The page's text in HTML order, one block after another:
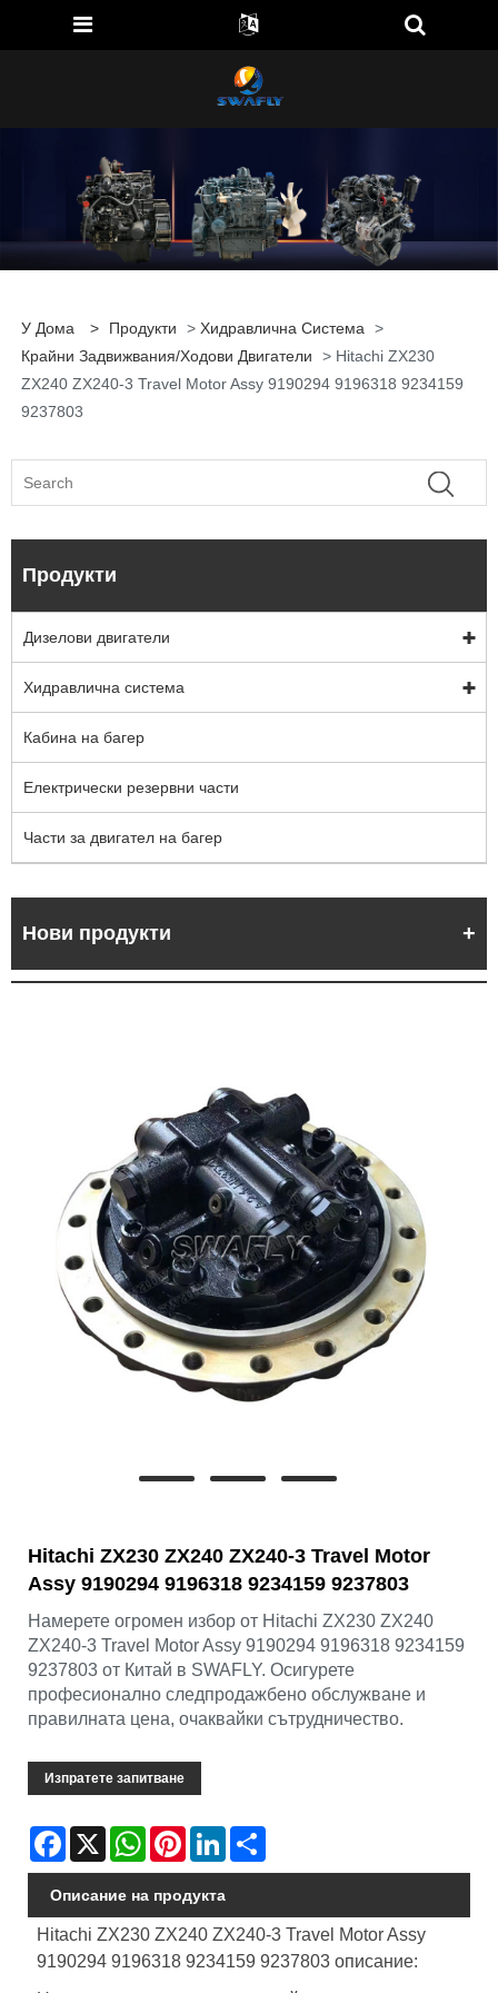
У Дома > Продукти > Хидравлична Система >
Крайни Задвижвания/ходови Двигатели
> Hitachi ZX230
ZX240 ZX240-3 Travel Motor Assy 9190294 9196318 9234159
9237803
Продукти
Дизелови двигатели
Хидравлична система
Кабина на багер
Електрически резервни части
Части за двигател на багер
Нови продукти
Hitachi ZX230 ZX240 ZX240-3 Travel Motor
Assy 9190294 9196318 9234159 9237803
Намерете огромен избор от Hitachi ZX230 ZX240
ZX240-3 Travel Motor Assy 9190294 9196318 9234159
9237803 от Китай в SWAFLY. Осигурете
професионално следпродажбено обслужване и
правилната цена, очаквайки сътрудничество.
Изпратете запитване
Facebook
X WhatsAppPinterestLinkedIn
Описание на продукта
Hitachi ZX230 ZX240 ZX240-3 Travel Motor Assy
9190294 9196318 9234159 9237803 описание: